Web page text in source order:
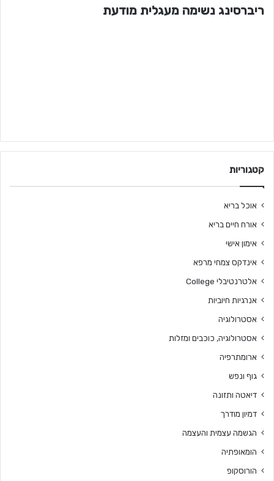
ריברסינג נשימה מעגלית מודעת
קטגוריות
אוכל בריא
אורח חיים בריא
אימון אישי
אינדקס צמחי מרפא
אלטרנטיבלי College
אנרגיות חיוביות
אסטרולוגיה
אסטרולוגיה, כוכבים ומזלות
ארומתרפיה
גוף ונפש
דיאטה ותזונה
דמיון מודרך
הגשמה עצמית והעצמה
הומאופתיה
הורוסקופ